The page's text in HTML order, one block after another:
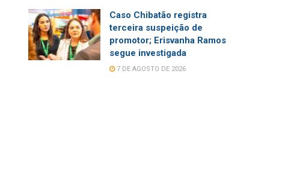
Caso Chibatão registra
terceira suspeição de
promotor; Erisvanha Ramos
segue investigada
7 DE AGOSTO DE 2026